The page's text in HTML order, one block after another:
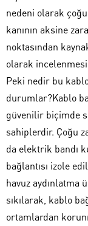
nedeni olarak
kanının aksine
noktasından
olarak
Peki nedir bu
durumlar?Kablo
güvenilir biçimde
sahiplerdir. Çoğu
da elektrik bandı
bağlantısı izole
havuz aydınlatma
sıkılarak, kablo
ortamlardan